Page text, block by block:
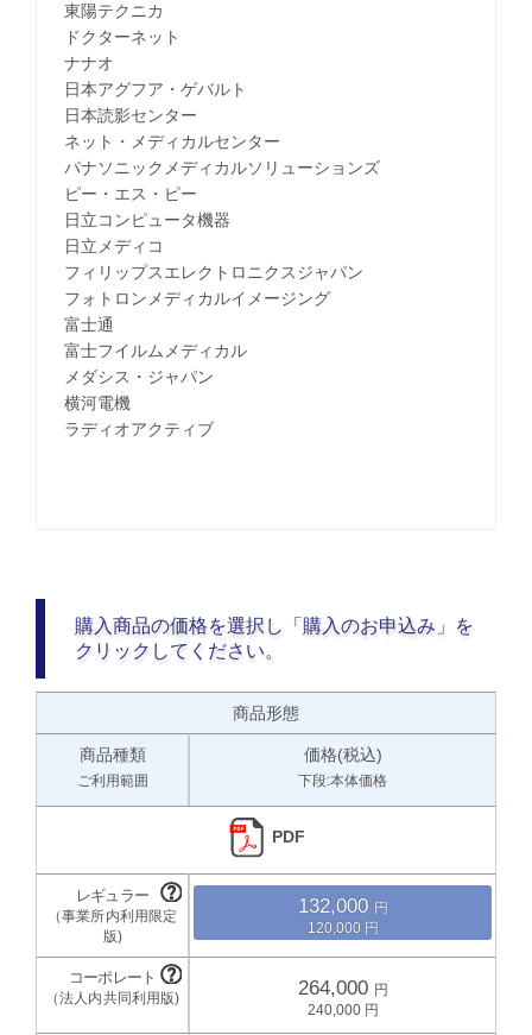
東陽テクニカ
ドクターネット
ナナオ
日本アグフア・ゲバルト
日本読影センター
ネット・メディカルセンター
パナソニックメディカルソリューションズ
ピー・エス・ピー
日立コンピュータ機器
日立メディコ
フィリップスエレクトロニクスジャパン
フォトロンメディカルイメージング
富士通
富士フイルムメディカル
メダシス・ジャパン
横河電機
ラディオアクティブ
購入商品の価格を選択し「購入のお申込み」を
クリックしてください。
商品形態
商品種類
ご利用範囲
価格(税込)
下段:本体価格
PDF
132,000
120,000
264,000
240,000